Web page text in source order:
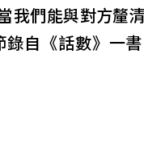
我們能與對方釐
自《話數》一